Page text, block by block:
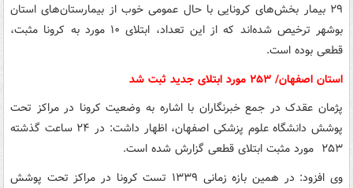
۲۹ بیمار بخش‌های کرونایی با حال عمومی خوب از بیمارستان‌های استان
بوشهر ترخیص شده‌اند که از این تعداد، ابتلای ۱۰ مورد به کرونا مثبت،
قطعی بوده است.
استان اصفهان/ ۲۵۳ مورد ابتلای جدید ثبت شد
پژمان عقدک در جمع خبرنگاران با اشاره به وضعیت کرونا در مراکز تحت
پوشش دانشگاه علوم پزشکی اصفهان، اظهار داشت: در ۲۴ ساعت گذشته
۲۵۳ مورد مثبت ابتلای قطعی گزارش شده است.
وی افزود: در همین بازه زمانی ۱۳۳۹ تست کرونا در مراکز تحت پوشش